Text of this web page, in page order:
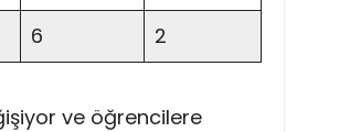
6 2
ve öğrencilere